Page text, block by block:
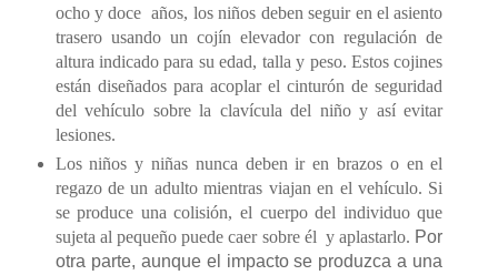
ocho y doce años, los niños deben seguir en el asiento
trasero usando un cojín elevador con regulación de
altura indicado para su edad, talla y peso. Estos cojines
están diseñados para acoplar el cinturón de seguridad
del vehículo sobre la clavícula del niño y así evitar
lesiones.
Los niños y niñas nunca deben ir en brazos o en el
regazo de un adulto mientras viajan en el vehículo. Si
se produce una colisión, el cuerpo del individuo que
sujeta al pequeño puede caer sobre él y aplastarlo. Por
otra parte, aunque el impacto se produzca a una